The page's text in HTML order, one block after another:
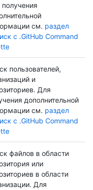
см. раздел
с .GitHub Command
пользователей,
и
Для
дополнительной
см. раздел
с .GitHub Command
файлов в области
или
в области
Для